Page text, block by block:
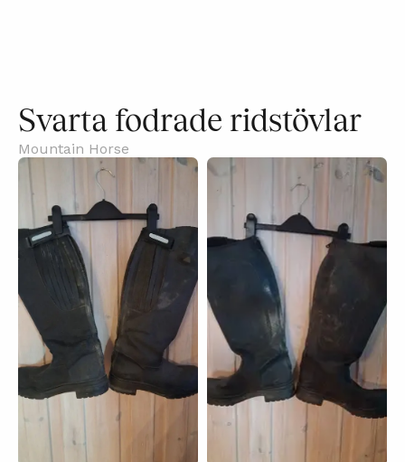
Svarta fodrade ridstövlar
Mountain Horse